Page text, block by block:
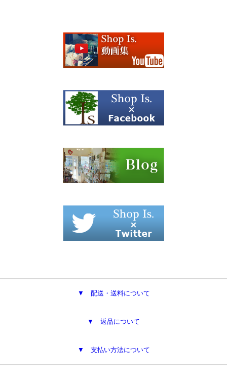
▼ 配送・送料について
▼ 返品について
▼ 支払い方法について